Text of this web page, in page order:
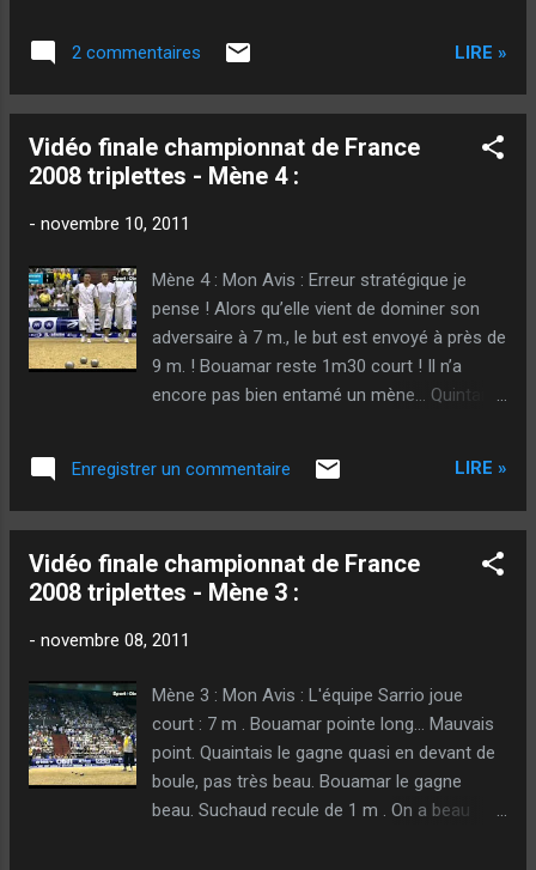
pourtant, déposée à la Sacem, Le Cnil, la RATP, la FNAC, le
KGB, le CQFD, le G2LOQ , L'UMP et en hommage à Gotlieb, au
RAB ! En conséquence, et par la présente, la passée
temps homosexuels qui existent), je dépose donc une
plainte officielle, et pas que pour y mettre des prises
que vous soyez des rebelles ou des soumis, des champions
de votre quartier ou de France, des besogneux ou des
fainéants, des mélomanes ou des puits sans fonds, des
savants de Marseille ou d'ailleurs, je vous demanderai...
2 commentaires LIRE »
Vidéo finale championnat de France
2008 triplettes - Mène 4 :
- novembre 10, 2011
Mène 4 : Mon Avis : Erreur stratégique je
pense ! Alors qu’elle vient de dominer son
adversaire à 7 m., le but est envoyé à près de
9 m. ! Bouamar reste 1m30 court ! Il n’a
encore pas bien entamé un mène… Quintais
la boule devant. Sarrio manque à droite.
Sarrio frappe gagnant à la seconde. Quintais
courte. Bouamar le regagne beau. Suchaud
recule sur le côté ! Bien tiré. Il y en a 2.
Il en coupe 1… Vinson pointe bien sans le
perd long. Il semble être tombé bizarrement.
Décision est prise de tirer à 3… Lacroix
manque. Le tir était dangereux… Et
psychologiquement, je pense que Lacroix tire
Enregistrer un commentaire LIRE »
Vidéo finale championnat de France
2008 triplettes - Mène 3 :
- novembre 08, 2011
Mène 3 : Mon Avis : L'équipe Sarrio joue
court : 7 m . Bouamar pointe long… Mauvais
point. Quaintais le gagne quasi en devant de
boule, pas très beau. Bouamar le gagne
beau. Suchaud recule de 1 m . On a beau